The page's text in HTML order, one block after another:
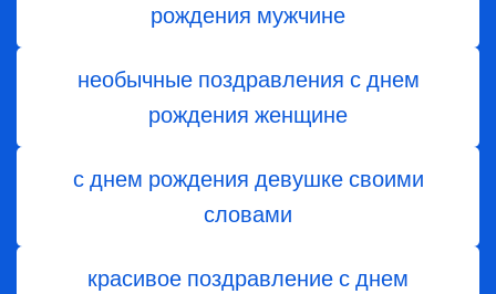
рождения мужчине
необычные поздравления с днем
рождения женщине
с днем рождения девушке своими
словами
красивое поздравление с днем